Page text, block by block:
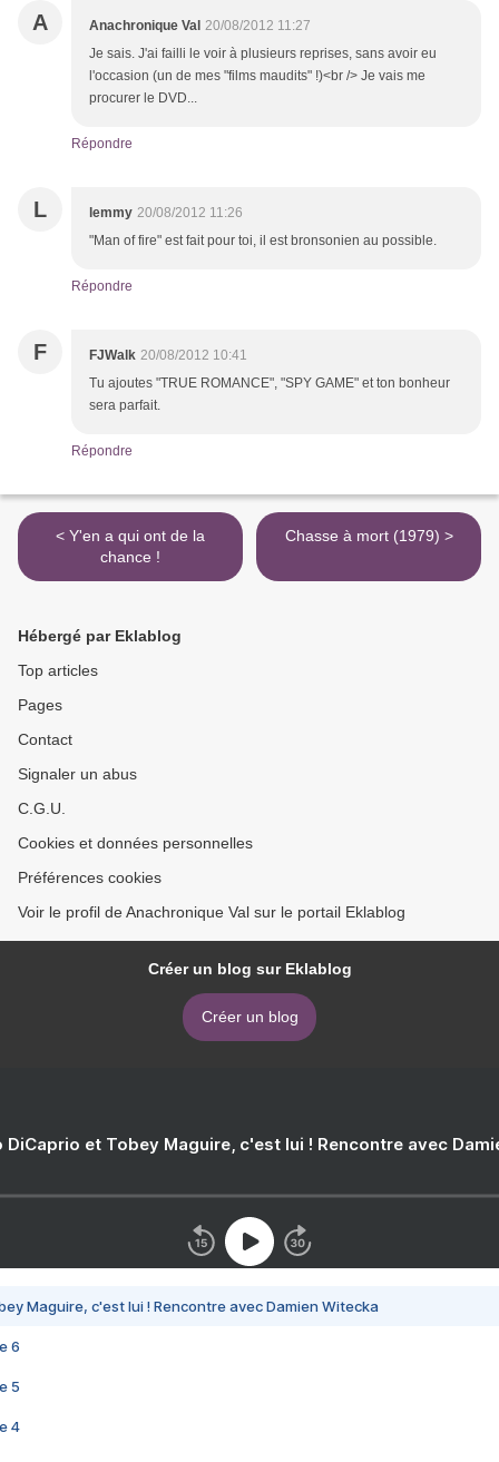
A Anachronique Val 20/08/2012 11:27
Je sais. J'ai failli le voir à plusieurs reprises, sans avoir eu
l'occasion (un de mes "films maudits" !)<br /> Je vais me
procurer le DVD...
Répondre
L lemmy 20/08/2012 11:26
"Man of fire" est fait pour toi, il est bronsonien au possible.
Répondre
F FJWalk 20/08/2012 10:41
Tu ajoutes "TRUE ROMANCE", "SPY GAME" et ton bonheur
sera parfait.
Répondre
< Y'en a qui ont de la
chance !
Chasse à mort (1979) >
Hébergé par Eklablog
Top articles
Pages
Contact
Signaler un abus
C.G.U.
Cookies et données personnelles
Préférences cookies
Voir le profil de Anachronique Val sur le portail Eklablog
Créer un blog sur Eklablog
Créer un blog
DiCaprio et Tobey Maguire, c'est lui ! Rencontre avec
Maguire, c'est lui ! Rencontre avec Damien Witecka
6
5
4